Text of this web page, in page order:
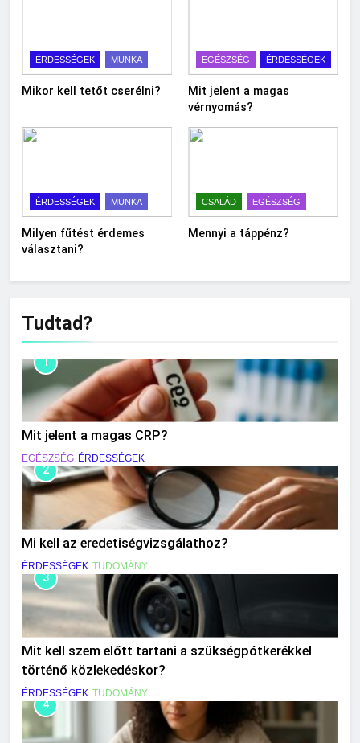
ÉRDESSÉGEK MUNKA
Mikor kell tetőt cserélni?
EGÉSZSÉG ÉRDESSÉGEK
Mit jelent a magas
vérnyomás?
ÉRDESSÉGEK MUNKA
Milyen fűtést érdemes
választani?
CSALÁD EGÉSZSÉG
Mennyi a táppénz?
Tudtad?
1
Mit jelent a magas CRP?
EGÉSZSÉG ÉRDESSÉGEK
2
Mi kell az eredetiségvizsgálathoz?
ÉRDESSÉGEK TUDOMÁNY
3
Mit kell szem előtt tartani a szükségpótkerékkel
történő közlekedéskor?
ÉRDESSÉGEK TUDOMÁNY
4